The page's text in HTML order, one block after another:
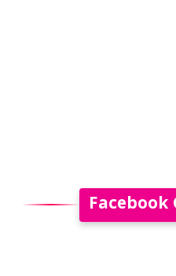
Facebook